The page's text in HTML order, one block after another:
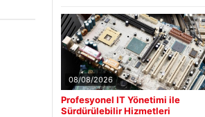
08/08/2026
Profesyonel IT Yönetimi ile
Sürdürülebilir Hizmetleri